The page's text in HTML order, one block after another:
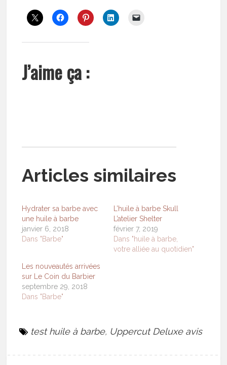
J’aime ça :
Articles similaires
Hydrater sa barbe avec
une huile à barbe
janvier 6, 2018
Dans "Barbe"
L’huile à barbe Skull
L’atelier Shelter
février 7, 2019
Dans "huile à barbe,
votre alliée au quotidien"
Les nouveautés arrivées
sur Le Coin du Barbier
septembre 29, 2018
Dans "Barbe"
test huile à barbe, Uppercut Deluxe avis